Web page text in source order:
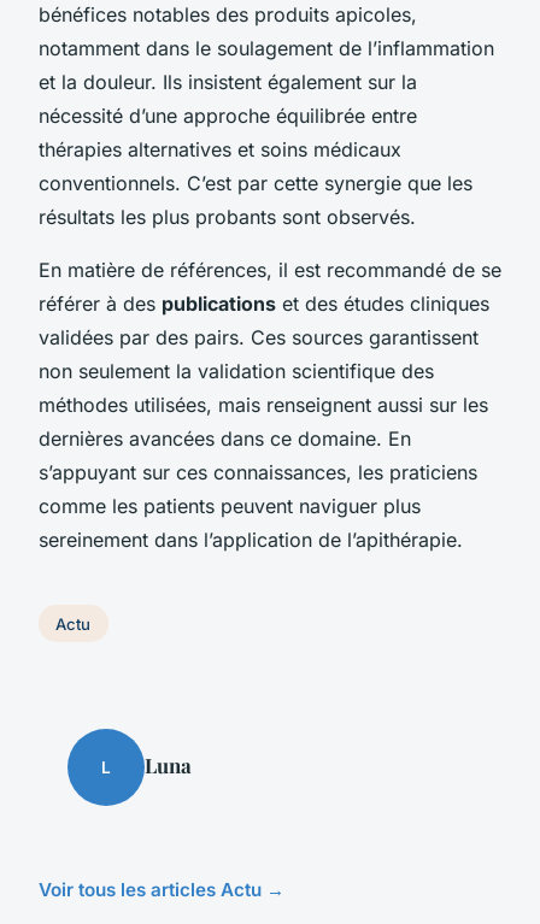
bénéfices notables des produits apicoles,
notamment dans le soulagement de l’inflammation
et la douleur. Ils insistent également sur la
nécessité d’une approche équilibrée entre
thérapies alternatives et soins médicaux
conventionnels. C’est par cette synergie que les
résultats les plus probants sont observés.
En matière de références, il est recommandé de se
référer à des publications et des études cliniques
validées par des pairs. Ces sources garantissent
non seulement la validation scientifique des
méthodes utilisées, mais renseignent aussi sur les
dernières avancées dans ce domaine. En
s’appuyant sur ces connaissances, les praticiens
comme les patients peuvent naviguer plus
sereinement dans l’application de l’apithérapie.
Actu
L Luna
Voir tous les articles Actu →